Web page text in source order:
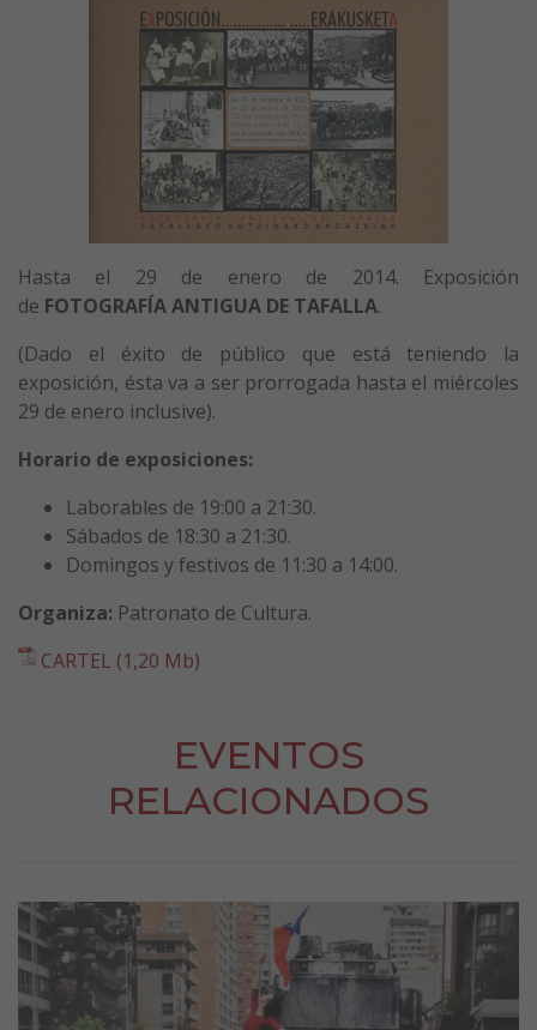
Hasta el 29 de enero de 2014. Exposición
de FOTOGRAFÍA ANTIGUA DE TAFALLA.
(Dado el éxito de público que está teniendo la
exposición, ésta va a ser prorrogada hasta el miércoles
29 de enero inclusive).
Horario de exposiciones:
Laborables de 19:00 a 21:30.
Sábados de 18:30 a 21:30.
Domingos y festivos de 11:30 a 14:00.
Organiza: Patronato de Cultura.
CARTEL (1,20 Mb)
EVENTOS
RELACIONADOS